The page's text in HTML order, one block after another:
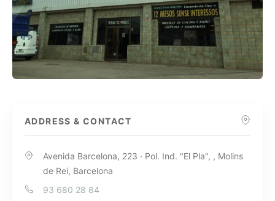
ADDRESS & CONTACT
Avenida Barcelona, 223 · Pol. Ind. "El Pla", , Molins
de Rei, Barcelona
93 680 28 84